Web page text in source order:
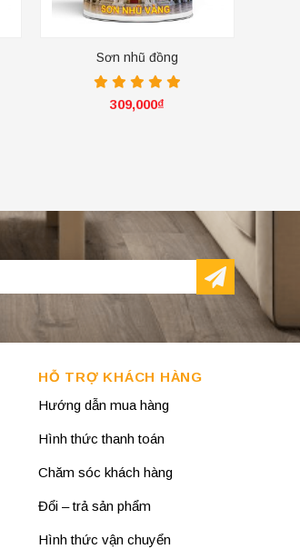
Sơn nhũ đồng
309,000₫
HỖ TRỢ KHÁCH HÀNG
Hướng dẫn mua hàng
Hình thức thanh toán
Chăm sóc khách hàng
Đổi – trả sản phẩm
Hình thức vận chuyển